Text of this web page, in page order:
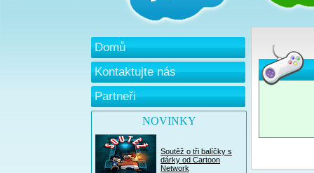
Domů
Kontaktujte nás
Partneři
NOVINKY
Soutěž o tři balíčky s
dárky od Cartoon
Network